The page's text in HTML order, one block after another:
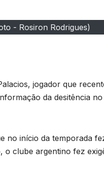
- Rosiron Rodrigues)
jogador que
da desitência
no início da temporada
clube argentino fez